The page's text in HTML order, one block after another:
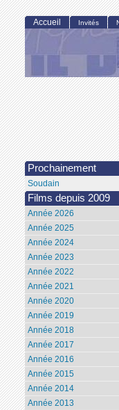
Accueil Invités
Prochainement
Soudain
Films depuis 2009
Année 2026
Année 2025
Année 2024
Année 2023
Année 2022
Année 2021
Année 2020
Année 2019
Année 2018
Année 2017
Année 2016
Année 2015
Année 2014
Année 2013